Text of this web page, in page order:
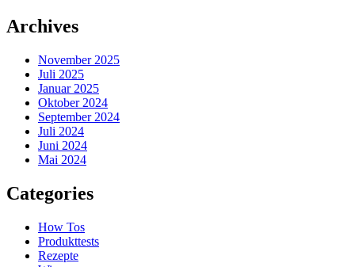
Archives
November 2025
Juli 2025
Januar 2025
Oktober 2024
September 2024
Juli 2024
Juni 2024
Mai 2024
Categories
How Tos
Produkttests
Rezepte